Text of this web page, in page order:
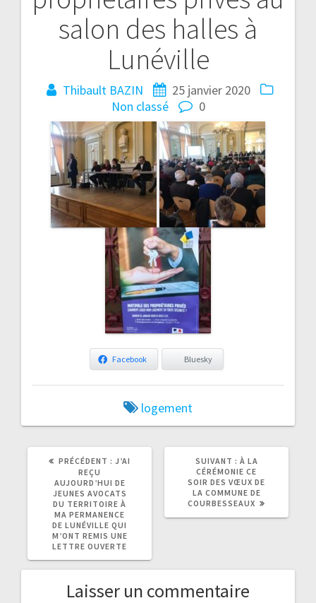
salon des halles à
Lunéville
Thibault BAZIN
25 janvier 2020
Non classé
0
Facebook Bluesky
logement
PRÉCÉDENT :
ARTICLE
PRÉCÉDENT
J’AI
REÇU
AUJOURD’HUI DE
JEUNES AVOCATS
DU TERRITOIRE À
MA PERMANENCE
DE LUNÉVILLE QUI
M’ONT REMIS UNE
LETTRE OUVERTE
SUIVANT :
ARTICLE
SUIVANT
À LA
CÉRÉMONIE CE
SOIR DES VŒUX DE
LA COMMUNE DE
COURBESSEAUX
Laisser un commentaire